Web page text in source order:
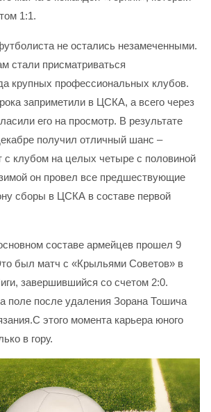
1:1.
не остались незамеченными.
стали присматриваться
крупных профессиональных клубов.
заприметили в ЦСКА, а всего через
его на просмотр. В результате
получил отличный шанс –
с клубом на целых четыре с половиной
он провел все предшествующие
сборы в ЦСКА в составе первой
составе армейцев прошел 9
был матч с «Крыльями Советов» в
завершившийся со счетом 2:0.
после удаления Зорана Тошича
этого момента карьера юного
в гору.